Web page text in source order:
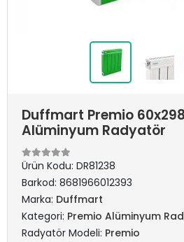
Duffmart Premio
Alüminyum Radyatör
Ürün Kodu: DR81238
Barkod: 8681966012393
Marka: Duffmart
Kategori: Premio Alüminyum
Radyatör Modeli: Premio